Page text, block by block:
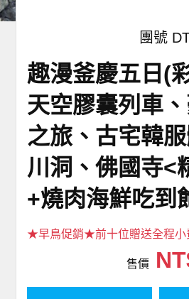
團號
趣漫釜慶五日(
天空膠囊列車
之旅、古宅韓
川洞、佛國寺<
+燒肉海鮮吃到
★早鳥促銷★前十位贈送全程小
售價